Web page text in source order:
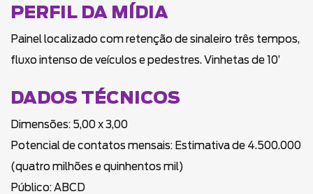
PERFIL DA MÍDIA
Painel localizado com retenção de sinaleiro três tempos,
fluxo intenso de veículos e pedestres. Vinhetas de 10’
DADOS TÉCNICOS
Dimensões: 5,00 x 3,00
Potencial de contatos mensais: Estimativa de 4.500.000
(quatro milhões e quinhentos mil)
Público: ABCD